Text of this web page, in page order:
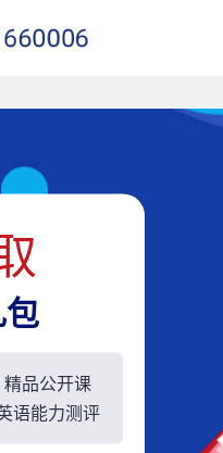
精品公开课
语能力测评